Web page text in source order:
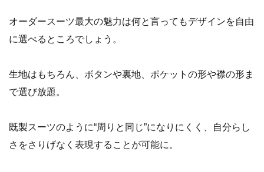
オーダースーツ最大の魅力は何と言ってもデザインを自由
に選べるところでしょう。
生地はもちろん、ボタンや裏地、ポケットの形や襟の形ま
で選び放題。
既製スーツのように“周りと同じ”になりにくく、自分らし
さをさりげなく表現することが可能に。